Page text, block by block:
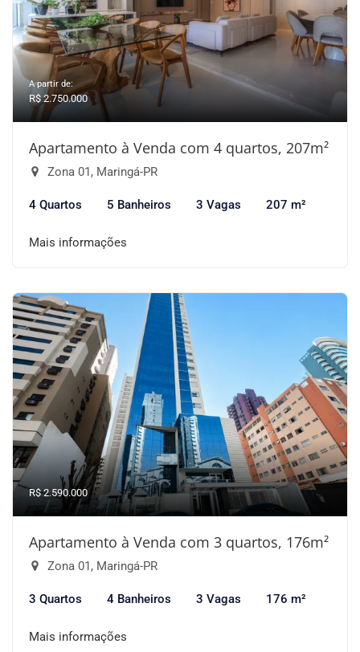
A partir de:
R$ 2.750.000
Apartamento à Venda com 4 quartos, 207m²
Zona 01, Maringá-PR
4 Quartos 5 Banheiros 3 Vagas 207 m²
Mais informações
R$ 2.590.000
Apartamento à Venda com 3 quartos, 176m²
Zona 01, Maringá-PR
3 Quartos 4 Banheiros 3 Vagas 176 m²
Mais informações